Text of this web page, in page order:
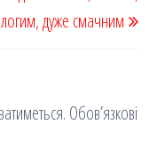
дуже смачним
Обов’язкові